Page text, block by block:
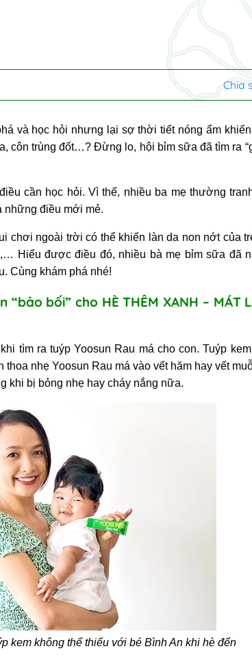
Chia
và học hỏi nhưng lại sợ thời tiết nóng ẩm
côn trùng đốt…? Đừng lo, hội bỉm sữa đã tìm ra
cần học hỏi. Vì thế, nhiều ba mẹ thường
những điều mới mẻ.
chơi ngoài trời có thể khiến làn da non nớt của
Hiểu được điều đó, nhiều bà mẹ bỉm sữa đã
Cùng khám phá nhé!
bối” cho HÈ THÊM XANH – MÁT
tìm ra tuýp Yoosun Rau má cho con. Tuýp
nhẹ Yoosun Rau má vào vết hăm hay vết
khi bị bỏng nhẹ hay cháy nắng nữa.
kem không thể thiếu với bé Bình An khi hè đến